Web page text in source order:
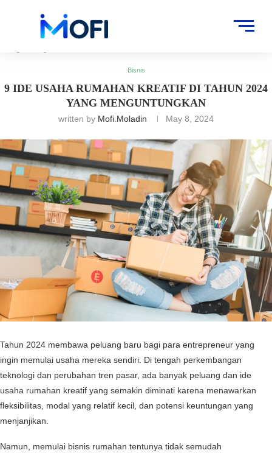
Bisnis» 9 Ide Usaha Rumahan Kreatif di Tahun 2024 yang
Bisnis
9 IDE USAHA RUMAHAN KREATIF DI TAHUN 2024
YANG MENGUNTUNGKAN
written by Mofi.moladin May 8, 2024
Tahun 2024 membawa peluang baru bagi para entrepreneur yang
ingin memulai usaha mereka sendiri. Di tengah perkembangan
teknologi dan perubahan tren pasar, ada banyak peluang dan ide
usaha rumahan kreatif yang semakin diminati karena menawarkan
fleksibilitas, modal yang relatif kecil, dan potensi keuntungan yang
menjanjikan.
Namun, memulai bisnis rumahan tentunya tidak semudah